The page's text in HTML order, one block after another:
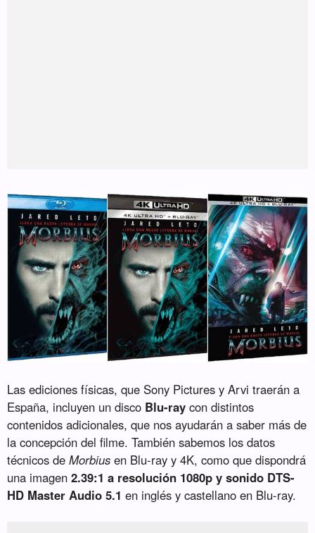
Las ediciones físicas, que Sony Pictures y Arvi traerán a
España, incluyen un disco Blu-ray con distintos
contenidos adicionales, que nos ayudarán a saber más de
la concepción del filme. También sabemos los datos
técnicos deMorbius en Blu-ray y 4K, como que dispondrá
una imagen2.39:1 a resolución 1080p y sonido DTS-
HD Master Audio 5.1 en inglés y castellano en Blu-ray.